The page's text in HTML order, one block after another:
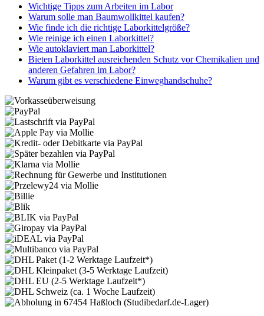
Wichtige Tipps zum Arbeiten im Labor
Warum solle man Baumwollkittel kaufen?
Wie finde ich die richtige Laborkittelgröße?
Wie reinige ich einen Laborkittel?
Wie autoklaviert man Laborkittel?
Bieten Laborkittel ausreichenden Schutz vor Chemikalien und
anderen Gefahren im Labor?
Warum gibt es verschiedene Einweghandschuhe?